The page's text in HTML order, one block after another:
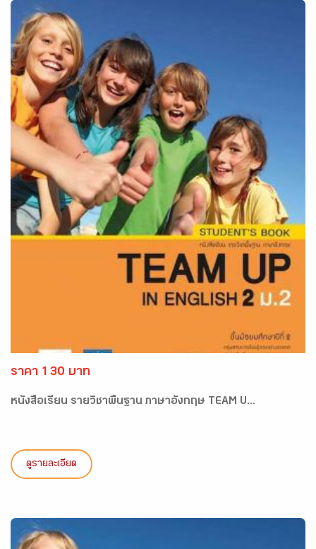
ราคา 130 บาท
หนังสือเรียน รายวิชาพื้นฐาน ภาษาอังกฤษ TEAM U...
ดูรายละเอียด